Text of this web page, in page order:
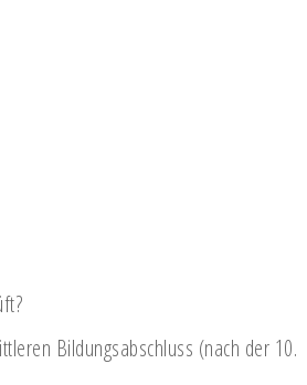
Bildungsabschluss (nach der 10.